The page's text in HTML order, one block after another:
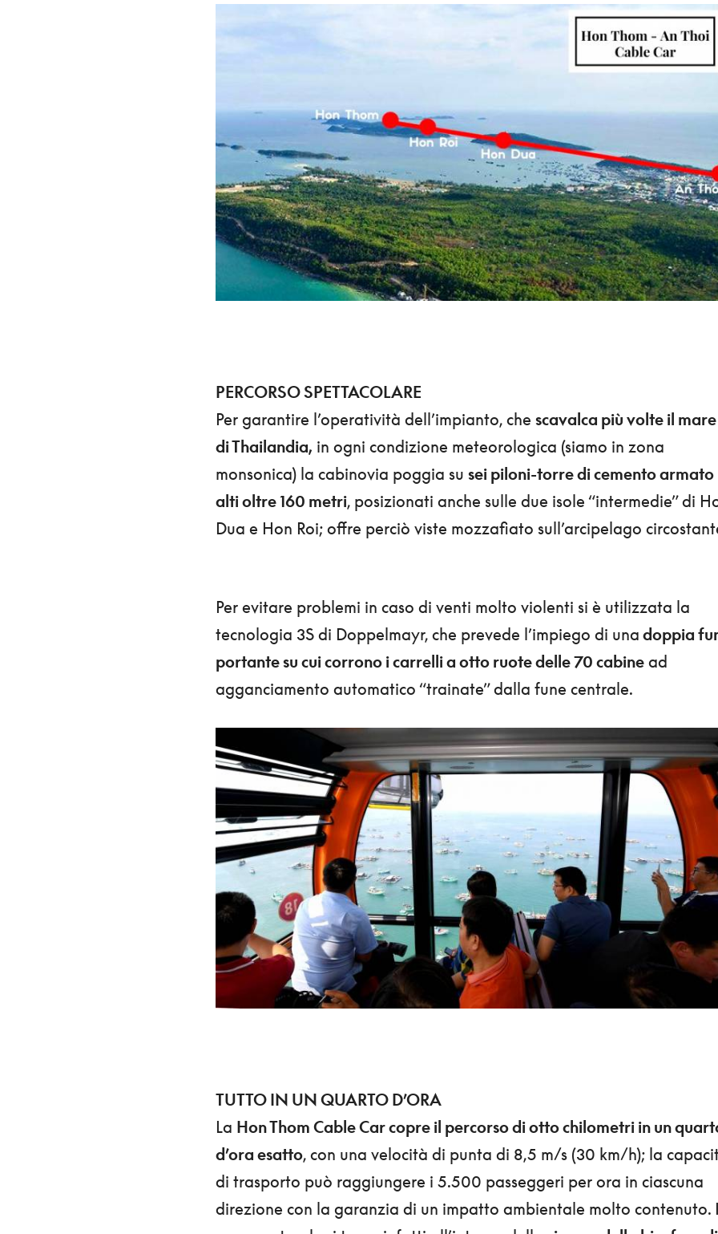
PERCORSO SPETTACOLARE
Per garantire l’operatività dell’impianto, che scavalca più volte il mare
di Thailandia, in ogni condizione meteorologica (siamo in zona
monsonica) la cabinovia poggia su sei piloni-torre di cemento armato
alti oltre 160 metri, posizionati anche sulle due isole “intermedie” di
Dua e Hon Roi; offre perciò viste mozzafiato sull’arcipelago
Per evitare problemi in caso di venti molto violenti si è utilizzata la
tecnologia 3S di Doppelmayr, che prevede l’impiego di una doppia
portante su cui corrono i carrelli a otto ruote delle 70 cabinead
agganciamento automatico “trainate” dalla fune centrale.
TUTTO IN UN QUARTO D’ORA
La Hon Thom Cable Car copre il percorso di otto chilometri in un
d’ora esatto, con una velocità di punta di 8,5 m/s (30 km/h); la
di trasporto può raggiungere i 5.500 passeggeri per ora in ciascuna
direzione con la garanzia di un impatto ambientale molto contenuto.